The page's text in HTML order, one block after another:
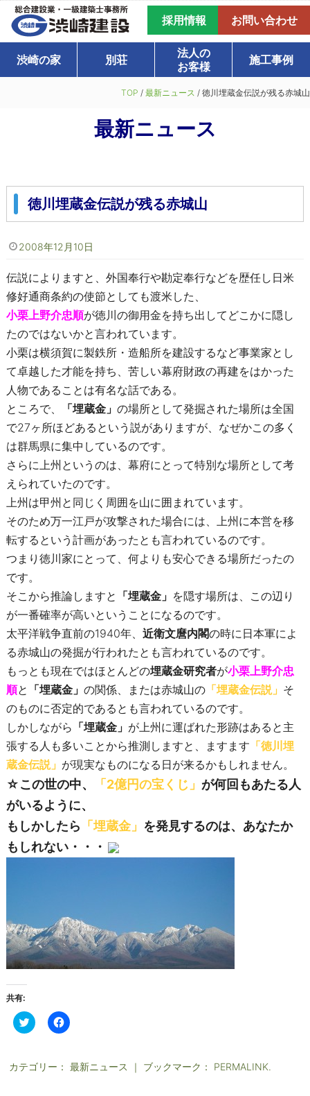
採用情報 お問い合わせ
渋崎の家 別荘
法人の
お客様
施工事例
TOP / 最新ニュース / 徳川埋蔵金伝説が残る赤城山
最新ニュース
徳川埋蔵金伝説が残る赤城山
2008年12月10日
伝説によりますと、外国奉行や勘定奉行などを歴任し日米
修好通商条約の使節としても渡米した、
小栗上野介忠順が徳川の御用金を持ち出してどこかに隠し
たのではないかと言われています。
小栗は横須賀に製鉄所・造船所を建設するなど事業家とし
て卓越した才能を持ち、苦しい幕府財政の再建をはかった
人物であることは有名な話である。
ところで、
「埋蔵金」 の場所として発掘された場所は全国
で27ヶ所ほどあるという説がありますが、なぜかこの多く
は群馬県に集中しているのです。
さらに上州というのは、幕府にとって特別な場所として考
えられていたのです。
上州は甲州と同じく周囲を山に囲まれています。
そのため万一江戸が攻撃された場合には、上州に本営を移
転するという計画があったとも言われているのです。
つまり徳川家にとって、何よりも安心できる場所だったの
です。
そこから推論しますと 「埋蔵金」 を隠す場所は、この辺り
が一番確率が高いということになるのです。
太平洋戦争直前の1940年、 近衛文麿内閣の時に日本軍によ
る赤城山の発掘が行われたとも言われているのです。
もっとも現在ではほとんどの埋蔵金研究者が小栗上野介忠
順と 「埋蔵金」 の関係、または赤城山の「埋蔵金伝説」 そ
のものに否定的であるとも言われているのです。
しかしながら 「埋蔵金」 が上州に運ばれた形跡はあると主
張する人も多いことから推測しますと、ますます 「徳川埋
蔵金伝説」 が現実なものになる日が来るかもしれません。
☆この世の中、 「2億円の宝くじ」 が何回もあたる人
がいるように、
もしかしたら 「埋蔵金」 を発見するのは、あなたか
もしれない・・・
共有:
ク
リ
て
T
F
a
o
o
カテゴリー： 最新ニュース ｜ ブックマーク： PERMALINK.